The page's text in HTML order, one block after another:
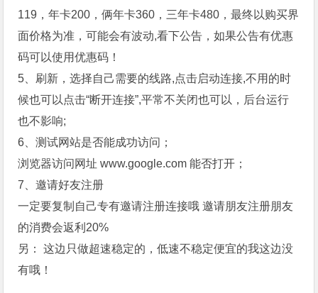
119，年卡200，俩年卡360，三年卡480，最终以购买界
面价格为准，可能会有波动,看下公告，如果公告有优惠
码可以使用优惠码！
5、刷新，选择自己需要的线路,点击启动连接,不用的时
候也可以点击“断开连接”,平常不关闭也可以，后台运行
也不影响;
6、测试网站是否能成功访问；
浏览器访问网址 www.google.com 能否打开；
7、邀请好友注册
一定要复制自己专有邀请注册连接哦 邀请朋友注册朋友
的消费会返利20%
另： 这边只做超速稳定的，低速不稳定便宜的我这边没
有哦！